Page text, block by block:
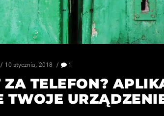
10 stycznia, 2018 1
TELEFON?
TWOJE